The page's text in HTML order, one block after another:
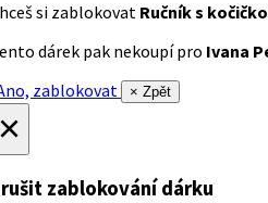
si zablokovat Ručník s
dárek pak nekoupí pro Ivana
zablokovat
× Zpět
zablokování dárku